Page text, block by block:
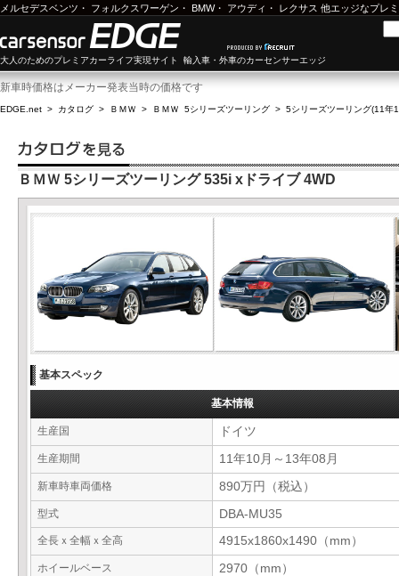
メルセデスベンツ ・ フォルクスワーゲン ・ BMW・ アウディ ・ レクサス 他エッジなプレ
大人のためのプレミアカーライフ実現サイト 輸入車・外車のカーセンサーエッジ
新車時価格はメーカー発表当時の価格です
EDGE.net > カタログ > ＢＭＷ > ＢＭＷ 5シリーズツーリング > 5シリーズツーリング(11年
ＢＭＷ 5シリーズツーリング 535i xドライブ 4WD
基本スペック
基本情報
生産国 ドイツ
生産期間 11年10月～13年08月
新車時車両価格 890万円（税込）
型式 DBA-MU35
全長ｘ全幅ｘ全高 4915x1860x1490（mm）
ホイールベース 2970（mm）